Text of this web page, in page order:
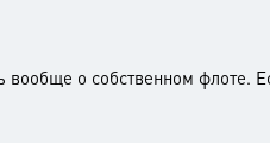
о собственном флоте.